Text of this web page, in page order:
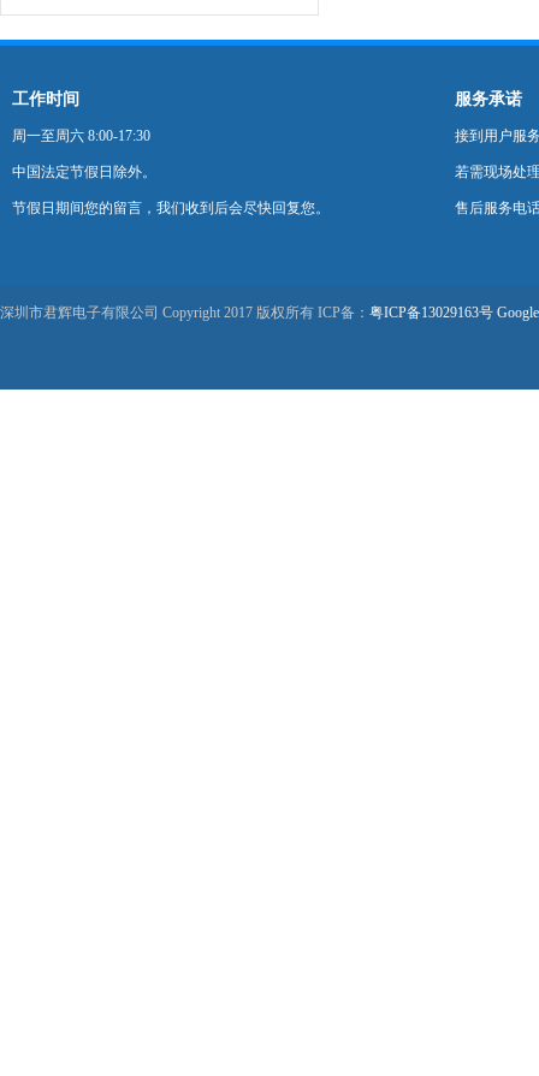
工作时间
周一至周六 8:00-17:30
中国法定节假日除外。
节假日期间您的留言，我们收到后会尽快回复您。
服务承诺
接到用户服
若需现场处
售后服务电
深圳市君辉电子有限公司 Copyright 2017 版权所有 ICP备： 粤ICP备13029163号